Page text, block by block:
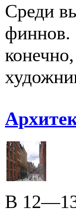
Среди
финнов.
В 12—13